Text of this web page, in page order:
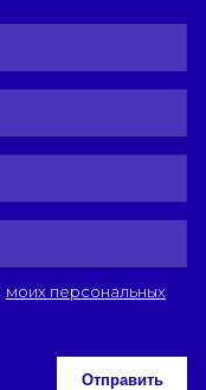
моих персональных
Отправить